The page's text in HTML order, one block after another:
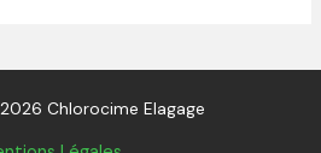
Chlorocime Elagage